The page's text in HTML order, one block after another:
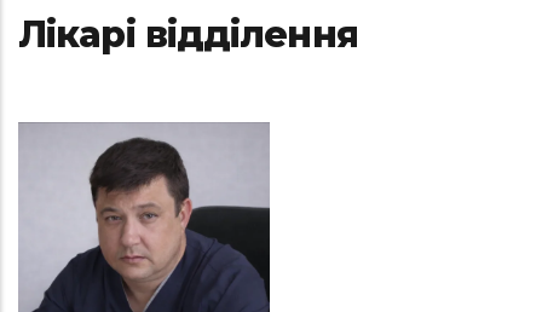
Лікарі відділення